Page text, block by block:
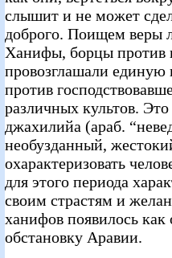
слышит и не может
доброго. Поищем веры
Ханифы, борцы против
провозглашали единую
против
различных культов.
джахилийа (араб.
необузданный,
охарактеризовать
для этого периода
своим страстям и
ханифов появилось как
обстановку Аравии.